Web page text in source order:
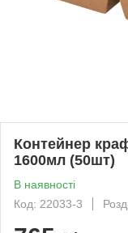
Контейнер
1600мл (50шт)
В наявності
Код: 22033-3